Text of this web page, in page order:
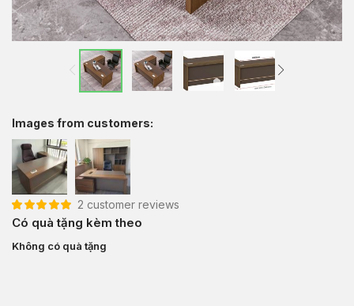
Images from customers:
5.00
trên 5 dựa
trên
2
đánh giá
2 customer reviews
Có quà tặng kèm theo
Không có quà tặng